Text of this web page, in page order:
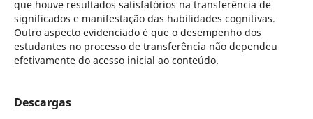
que houve resultados satisfatórios na transferência de
significados e manifestação das habilidades cognitivas.
Outro aspecto evidenciado é que o desempenho dos
estudantes no processo de transferência não dependeu
efetivamente do acesso inicial ao conteúdo.
Descargas